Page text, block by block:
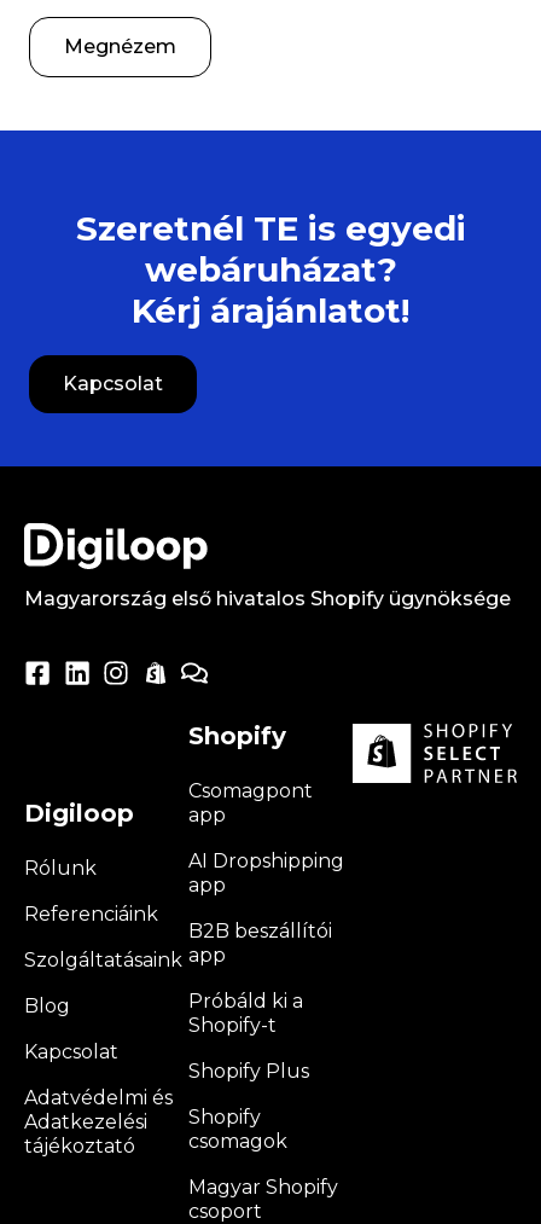
Megnézem
Szeretnél TE is egyedi
webáruházat?
Kérj árajánlatot!
Kapcsolat
Magyarország első hivatalos Shopify ügynöksége
Digiloop
Rólunk
Referenciáink
Szolgáltatásaink
Blog
Kapcsolat
Adatvédelmi és
Adatkezelési
tájékoztató
Shopify
Csomagpont
app
AI Dropshipping
app
B2B beszállítói
app
Próbáld ki a
Shopify-t
Shopify Plus
Shopify
csomagok
Magyar Shopify
csoport